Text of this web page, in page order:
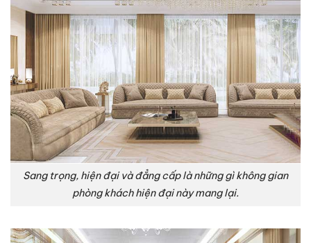
Sang trọng, hiện đại và đẳng cấp là những gì không gian
phòng khách hiện đại này mang lại.